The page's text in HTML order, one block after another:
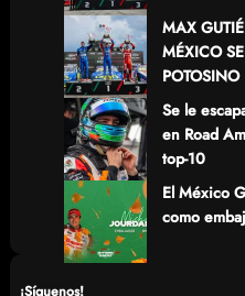
MAX
MÉXICO
POTOSINO
Se le
en Road
top-10
El México
como
¡Síguenos!